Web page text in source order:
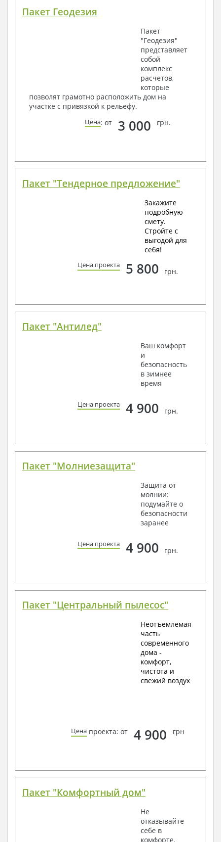
Пакет Геодезия
Пакет
"Геодезия"
представляет
собой
комплекс
расчетов,
которые
позволят грамотно расположить дом на
участке с привязкой к рельефу.
Цена: от 3 000 грн.
Пакет "Тендерное предложение"
Закажите
подробную
смету.
Стройте с
выгодой для
себя!
Цена проекта 5 800 грн.
Пакет "Антилед"
Ваш комфорт
и
безопасность
в зимнее
время
Цена проекта 4 900 грн.
Пакет "Молниезащита"
Защита от
молнии:
подумайте о
безопасности
заранее
Цена проекта 4 900 грн.
Пакет "Центральный пылесос"
Неотъемлемая
часть
современного
дома -
комфорт,
чистота и
свежий воздух
Цена проекта: от 4 900 грн
Пакет "Комфортный дом"
Не
отказывайте
себе в
комфорте.